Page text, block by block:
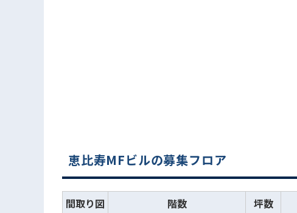
恵比寿MFビルの募集フロア
間取り図 階数 坪数